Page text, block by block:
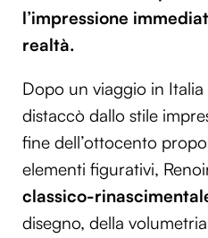
l’impressione
realtà.
Dopo un viaggio in Italia
distaccò dallo stile
fine dell’ottocento
elementi figurativi,
classico-
disegno, della